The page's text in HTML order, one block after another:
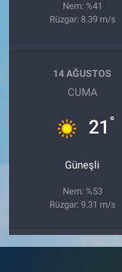
Nem: %41
Rüzgar: 8.39 m/s
14 AĞUSTOS
CUMA
21 °
Güneşli
Nem: %53
Rüzgar: 9.31 m/s